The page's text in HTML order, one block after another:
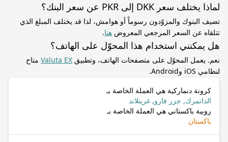
لماذا يختلف سعر DKK إلى PKR عن سعر البنك؟
تضيف البنوك والمزوّدون رسوماً أو هوامش، لذا قد يختلف المبلغ الذي
تتلقاه عن السعر المرجعي المعروض هنا.
هل يمكنني استخدام هذا المحوّل على الهاتف؟
نعم. يعمل المحوّل على متصفحات الهاتف، وتطبيق Valuta EX متاح
لنظامي iOS وAndroid.
كرونة دنماركية هي العملة الخاصة بـ
الدانمرك, جزر فارو, غرينلاند
روبية باكستاني هي العملة الخاصة بـ
باكستان